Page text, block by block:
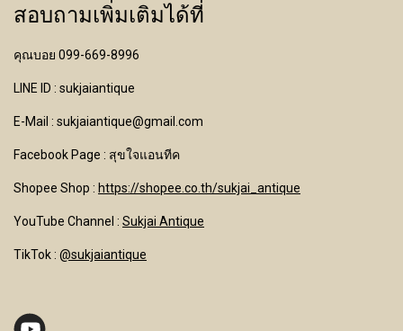
สอบถามเพิ่มเติมได้ที่
คุณบอย 099-669-8996
LINE ID : sukjaiantique
E-Mail : sukjaiantique@gmail.com
Facebook Page : สุขใจแอนทีค
Shopee Shop : https://shopee.co.th/sukjai_antique
YouTube Channel : Sukjai Antique
TikTok : @sukjaiantique